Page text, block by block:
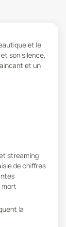
et le
son silence,
et un
streaming
de chiffres
mort
la